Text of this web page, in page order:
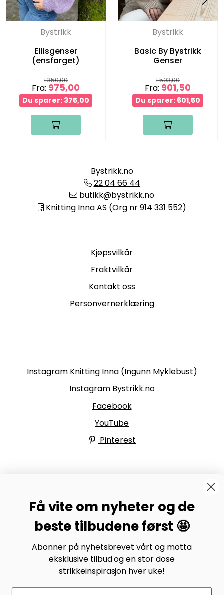
Bystrikk
Ellisgenser
(ensfarget)
1.350,00
Fra: 975,00
Du sparer: 375,00
Bystrikk
Basic By Bystrikk
Genser
1.503,00
Fra: 901,50
Du sparer: 601,50
Bystrikk.no
22 04 66 44
butikk@bystrikk.no
Knitting Inna AS (Org nr 914 331 552)
Kjøpsvilkår
Fraktvilkår
Kontakt oss
Personvernerklæring
Instagram Knitting Inna (Ingunn Myklebust)
Instagram Bystrikk.no
Facebook
YouTube
Pinterest
Bli medlem av Bystrikk-forumet vårt på Facebook og
møt både designere og teststrikkere, samt 31.000
andre Bystrikkere som deler erfaringer, bilder og
inspirasjon.
Bli medlem her.
Få vite om nyheter og de
beste tilbudene først 🤩
Abonner på nyhetsbrevet vårt og motta
eksklusive tilbud og en stor dose
strikkeinspirasjon hver uke!